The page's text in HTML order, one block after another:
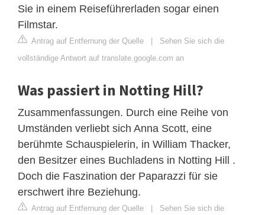
Sie in einem Reiseführerladen sogar einen
Filmstar.
Antrag auf Entfernung der Quelle | Sehen Sie sich die
vollständige Antwort auf translate.google.com an
Was passiert in Notting Hill?
Zusammenfassungen. Durch eine Reihe von
Umständen verliebt sich Anna Scott, eine
berühmte Schauspielerin, in William Thacker,
den Besitzer eines Buchladens in Notting Hill .
Doch die Faszination der Paparazzi für sie
erschwert ihre Beziehung.
Antrag auf Entfernung der Quelle | Sehen Sie sich die